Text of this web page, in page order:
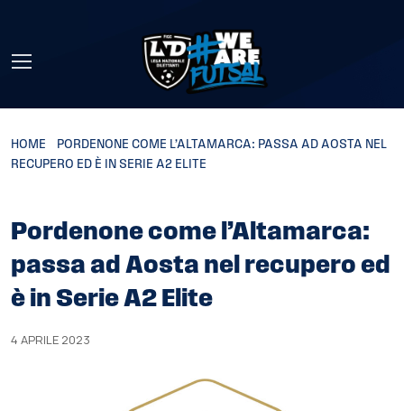
HOME
PORDENONE COME L’ALTAMARCA: PASSA AD AOSTA NEL
RECUPERO ED È IN SERIE A2 ELITE
Pordenone come l’Altamarca:
passa ad Aosta nel recupero ed
è in Serie A2 Elite
4 APRILE 2023